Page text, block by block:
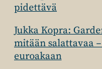
pidettävä
Jukka Kopra:
mitään salattavaa
euroakaan